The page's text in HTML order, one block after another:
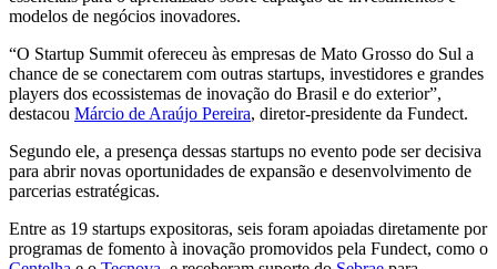
modelos de negócios inovadores.
“O Startup Summit ofereceu às empresas de Mato Grosso do Sul a
chance de se conectarem com outras startups, investidores e grandes
players dos ecossistemas de inovação do Brasil e do exterior”,
destacou Márcio de Araújo Pereira, diretor-presidente da Fundect.
Segundo ele, a presença dessas startups no evento pode ser decisiva
para abrir novas oportunidades de expansão e desenvolvimento de
parcerias estratégicas.
Entre as 19 startups expositoras, seis foram apoiadas diretamente por
programas de fomento à inovação promovidos pela Fundect, como o